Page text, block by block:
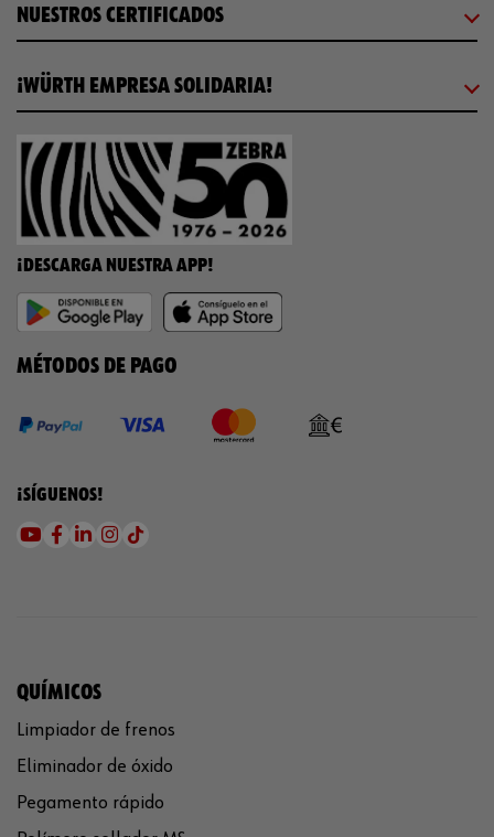
NUESTROS CERTIFICADOS
¡WÜRTH EMPRESA SOLIDARIA!
¡DESCARGA NUESTRA APP!
MÉTODOS DE PAGO
¡SÍGUENOS!
QUÍMICOS
Limpiador de frenos
Eliminador de óxido
Pegamento rápido